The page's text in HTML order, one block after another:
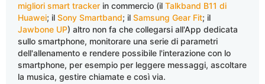
migliori smart tracker in commercio (il Talkband B11 di
Huawei; il Sony Smartband; il Samsung Gear Fit; il
Jawbone UP) altro non fa che collegarsi all'App dedicata
sullo smartphone, monitorare una serie di parametri
dell'allenamento e rendere possibile l'interazione con lo
smartphone, per esempio per leggere messaggi, ascoltare
la musica, gestire chiamate e così via.